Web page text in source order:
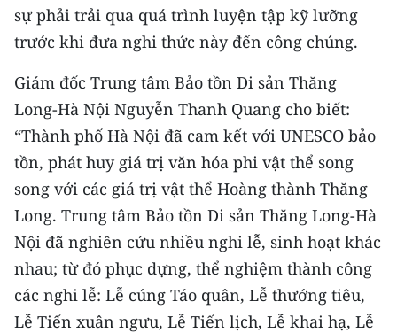
Media Y tế
Media Môi trường
Ảnh
Infographic
TIN MỚI
TIN ĐỊA PHƯƠNG
Trung du và miền núi phía Bắc
sự phải trải qua quá trình luyện tập kỹ lưỡng
trước khi đưa nghi thức này đến công chúng.
Giám đốc Trung tâm Bảo tồn Di sản Thăng
Long-Hà Nội Nguyễn Thanh Quang cho biết:
“Thành phố Hà Nội đã cam kết với UNESCO bảo
tồn, phát huy giá trị văn hóa phi vật thể song
song với các giá trị vật thể Hoàng thành Thăng
Long. Trung tâm Bảo tồn Di sản Thăng Long-Hà
Nội đã nghiên cứu nhiều nghi lễ, sinh hoạt khác
nhau; từ đó phục dựng, thể nghiệm thành công
các nghi lễ: Lễ cúng Táo quân, Lễ thướng tiêu,
Lễ Tiến xuân ngưu, Lễ Tiến lịch, Lễ khai hạ, Lễ